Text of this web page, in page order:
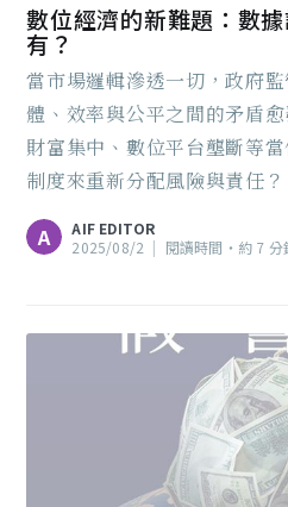
數位經濟的新難題：數
有？
當市場邏輯滲透一切，政府
體、效率與公平之間的矛盾
財富集中、數位平台壟斷等
制度來重新分配風險與責任？
A
AIF EDITOR
2025/08/2 | 閱讀時間‧約 7 分